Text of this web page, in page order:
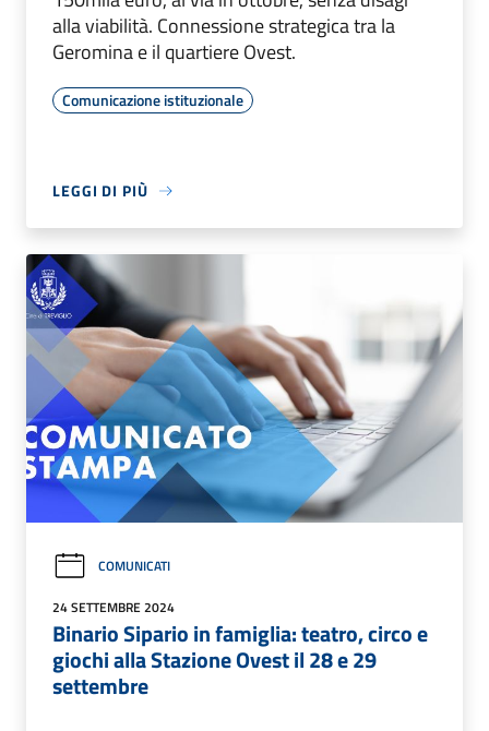
alla viabilità. Connessione strategica tra la
Geromina e il quartiere Ovest.
Comunicazione istituzionale
LEGGI DI PIÙ
COMUNICATI
24 SETTEMBRE 2024
Binario Sipario in famiglia: teatro, circo e
giochi alla Stazione Ovest il 28 e 29
settembre